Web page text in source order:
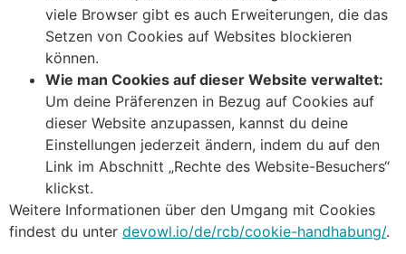
viele Browser gibt es auch Erweiterungen, die das
Setzen von Cookies auf Websites blockieren
können.
Wie man Cookies auf dieser Website verwaltet:
Um deine Präferenzen in Bezug auf Cookies auf
dieser Website anzupassen, kannst du deine
Einstellungen jederzeit ändern, indem du auf den
Link im Abschnitt „Rechte des Website-Besuchers“
klickst.
Weitere Informationen über den Umgang mit Cookies
findest du unter devowl.io/de/rcb/cookie-handhabung/.